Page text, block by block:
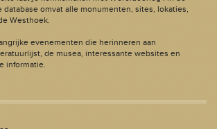
database omvat alle monumenten, sites, lokaties,
Westhoek.
evenementen die herinneren aan
de musea, interessante websites en
informatie.